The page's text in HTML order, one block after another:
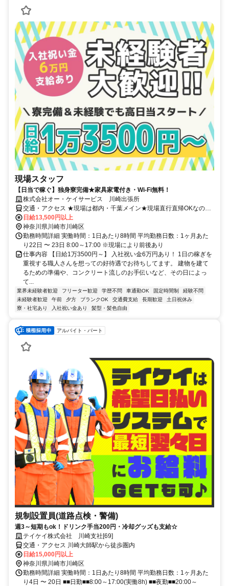
現場スタッフ
【日当で稼ぐ】独身寮完備★家具家電付き・Wi-Fi無料！
株式会社オー・ケイサービス 川崎出張所
交通・アクセス ★現場は都内・千葉メイン★現場直行直帰OKなの
で、事務所に立ち寄る必要はありません！「京急大師線川崎大師駅」
徒歩1分
日給13,500円以上
神奈川県川崎市川崎区
勤務時間詳細 実働時間：1日あたり8時間 平均勤務日数：1ヶ月あた
り22日 〜 23日 8:00～17:00 ※現場により前後あり
仕事内容 【日給1万3500円～】 入社祝い金6万円あり！ 1日の稼ぎを
重視する職人さんを想っての好待遇でお待ちしてます。 建物を建て
るための準備や、コンクリート流しのお手伝いなど、その日によっ
て...
業界未経験者歓迎 フリーター歓迎 学歴不問 車通勤OK 固定時間制
経験不問
未経験者歓迎
午前 夕方 ブランクOK 交通費支給 長期歓迎
土日祝休み
寮・社宅あり
入社祝い金あり 髪型・髪色自由
アルバイト・パート
規制設置員(道路点検・警備)
週3～短期もok！ドリンク手当200円・冷却グッズも支給☆
テイケイ株式会社 川崎支社[69]
交通・アクセス 川崎大師駅から徒歩圏内
日給15,000円以上
神奈川県川崎市川崎区
勤務時間詳細 実働時間：1日あたり8時間 平均勤務日数：1ヶ月あた
り4日 〜 20日 ■■日勤■■8:00～17:00(実働8h) ■■夜勤■■20:00～